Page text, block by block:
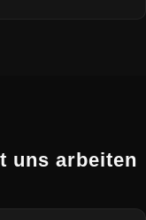
uns arbeiten